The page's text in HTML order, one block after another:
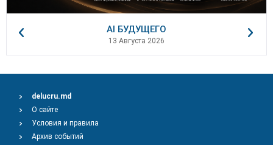
AI БУДУЩЕГО
13 Августа 2026
delucru.md
О сайте
Условия и правила
Архив событий